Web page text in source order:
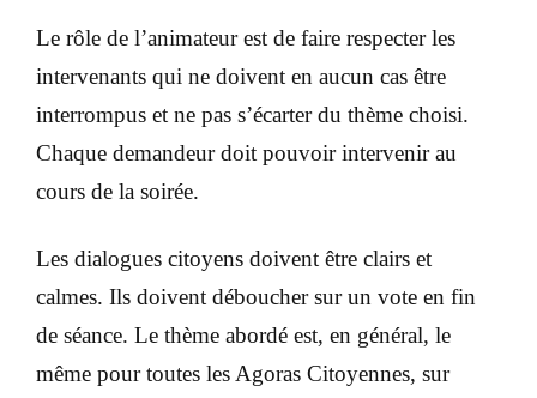
Le rôle de l’animateur est de faire respecter les
intervenants qui ne doivent en aucun cas être
interrompus et ne pas s’écarter du thème choisi.
Chaque demandeur doit pouvoir intervenir au
cours de la soirée.
Les dialogues citoyens doivent être clairs et
calmes. Ils doivent déboucher sur un vote en fin
de séance. Le thème abordé est, en général, le
même pour toutes les Agoras Citoyennes, sur